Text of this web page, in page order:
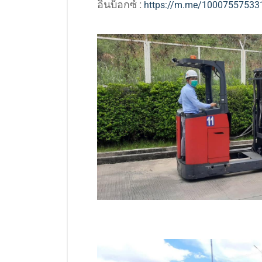
อินบ็อกซ์ : https://m.me/